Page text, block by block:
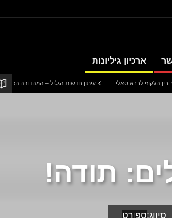
ארכיון גיליונות
לבבא סאלי עיתון חדשות הגליל – המהדורה המודפסת | גליון 940
תודה!
סיווג:ספורט